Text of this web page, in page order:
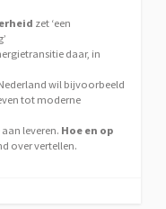
zet ‘een
daar, in
Nederland wil bijvoorbeeld
tot moderne
leveren. Hoe en op
over vertellen.